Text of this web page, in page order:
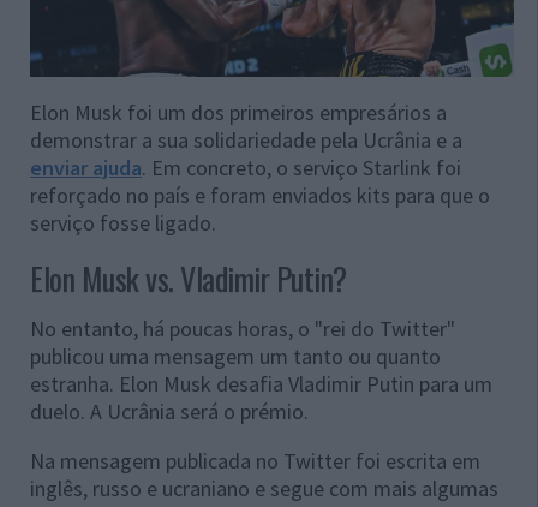
Elon Musk foi um dos primeiros empresários a
demonstrar a sua solidariedade pela Ucrânia e a
enviar ajuda. Em concreto, o serviço Starlink foi
reforçado no país e foram enviados kits para que o
serviço fosse ligado.
Elon Musk vs. Vladimir Putin?
No entanto, há poucas horas, o "rei do Twitter"
publicou uma mensagem um tanto ou quanto
estranha. Elon Musk desafia Vladimir Putin para um
duelo. A Ucrânia será o prémio.
Na mensagem publicada no Twitter foi escrita em
inglês, russo e ucraniano e segue com mais algumas